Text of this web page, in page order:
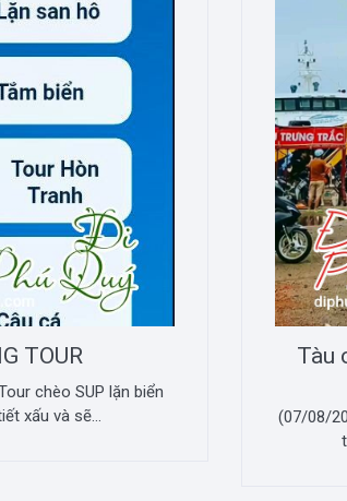
TOUR
chèo SUP lặn biển
xấu và sẽ...
Tàu
(07/08/